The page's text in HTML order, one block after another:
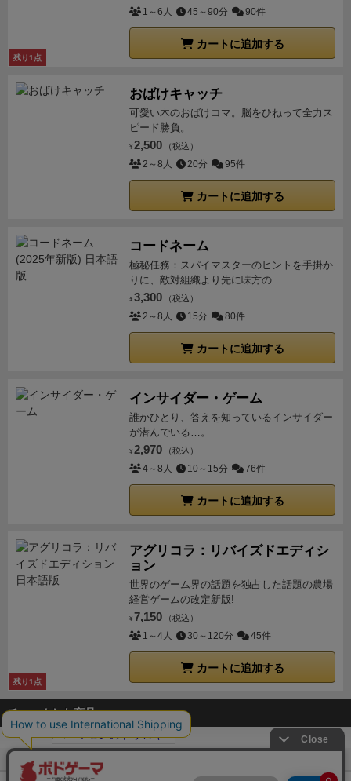
ト表の上のカードをめくり、その指示に従って持ち金
を増減させます。1ゲーム24ターンで少し多いかと思
ったのですが、やってみると1手番はかなりすぐ終わ
少なくサクサクできました。
取れる選択肢自体がサイ
コロの出目によるので、運要素は多いように思います
が、その分の1ゲーム24ターンだなと思いました。例
えば、24回連続でトレードマスに止まれない事はほぼ
あり得ないので、許容確率をある程度考えながら、一
色のダイヤに全振りするのか、分散投資してバランス
良く進めてみるのか、判断を求められるような戦略性
ト表の上のカード1枚を見れる」ものや「入れ替えら
れる」ものもあるので、あえて買い占めて換金せず、
2倍+になるカードを買い占めた色に指定するなど、こ
ちらでも戦略を色々と考えられます。
イしてみましたが、1ゲーム30分もかからず、それな
りに盛り上がれました。
「ミス」マスが続く時は続く
ので、もしかしたらこの空振りマスはいらないかもな
のものは割とぶっ壊れな直接攻撃もあるので、最初は
黒色カードだけ抜いて遊びました。慣れてカード内容
も把握できるようになってきてから、拡張的に黒カー
ドを入れるのもありだと思います。
なりにくいです。初心者の方がいても楽しめるいいゲ
ームだと思いました。
残り1点
1～6人 45～90分 90件
カートに追加する
おばけキャッチ
可愛い木のおばけコマ。脳をひねって全力ス
ピード勝負。
¥ 2,500 （税込）
2～8人 20分 95件
カートに追加する
コードネーム
極秘任務：スパイマスターのヒントを手掛か
りに、敵対組織より先に味方の...
¥ 3,300 （税込）
2～8人 15分 80件
カートに追加する
インサイダー・ゲーム
誰かひとり、答えを知っているインサイダー
が潜んでいる…。
¥ 2,970 （税込）
4～8人 10～15分 76件
カートに追加する
残り1点
アグリコラ：リバイズドエディシ
ョン
世界のゲーム界の話題を独占した話題の農場
経営ゲームの改定新版!
¥ 7,150 （税込）
1～4人 30～120分 45件
カートに追加する
チェックした商品